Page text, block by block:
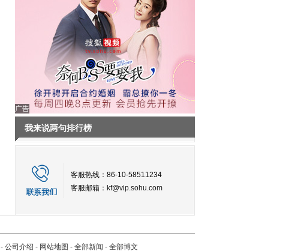
广告
我来说两句排行榜
客服热线：86-10-58511234
客服邮箱： kf@vip.sohu.com
- 公司介绍 - 网站地图 - 全部新闻 - 全部博文